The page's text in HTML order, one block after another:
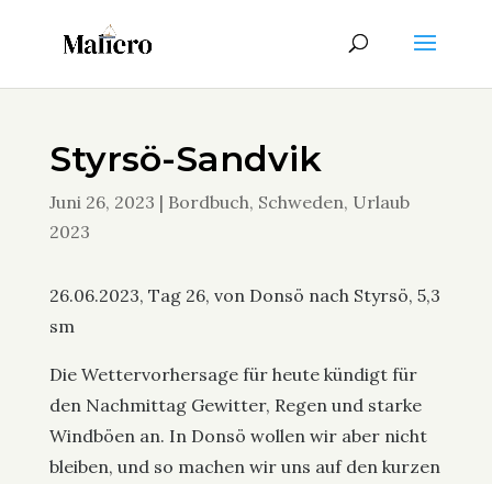
Styrsö-Sandvik
Juni 26, 2023 | Bordbuch, Schweden, Urlaub
2023
26.06.2023, Tag 26, von Donsö nach Styrsö, 5,3
sm
Die Wettervorhersage für heute kündigt für
den Nachmittag Gewitter, Regen und starke
Windböen an. In Donsö wollen wir aber nicht
bleiben, und so machen wir uns auf den kurzen